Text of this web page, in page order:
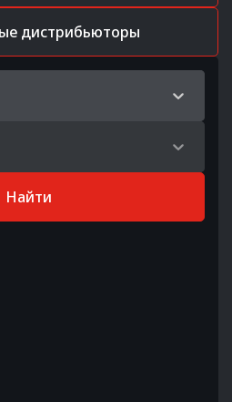
дистрибьюторы
Найти